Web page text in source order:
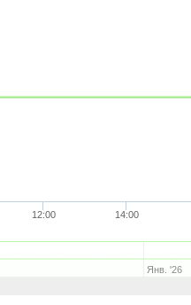
12:00 14:00
Янв. '26